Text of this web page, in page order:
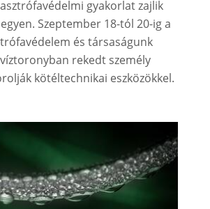
gyakorlat zajlik
Szeptember 18-tól 20-ig a
és társaságunk
rekedt személy
kötéltechnikai eszközökkel.